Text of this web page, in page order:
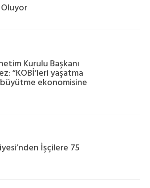
Kurulu Başkanı
“KOBİ’leri yaşatma
ekonomisine
İşçilere 75